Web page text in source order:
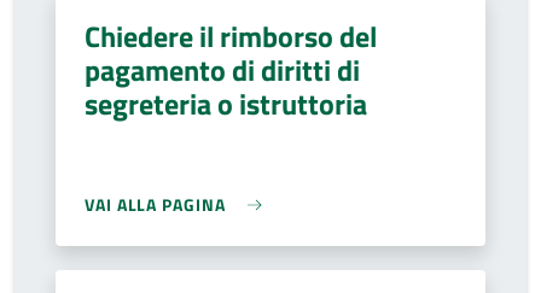
Chiedere il rimborso del
pagamento di diritti di
segreteria o istruttoria
VAI ALLA PAGINA